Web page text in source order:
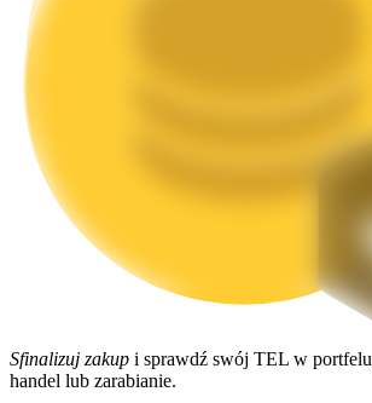
Launchpool
Elastyczne stawianie zakładów, aby
Sfinalizuj zakup i sprawdź swój TEL w
handel lub zarabianie.